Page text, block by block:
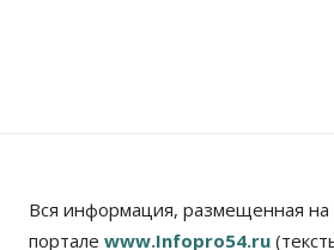
Вся информация, размещенная
портале www.Infopro54.ru